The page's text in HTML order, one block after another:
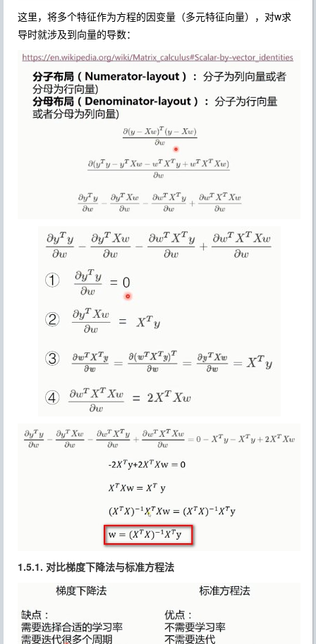
这里，将多个特征作为方程的因变量（多元特征向量），对w求
导时就涉及到向量的导数：
1.5.1. 对比梯度下降法与标准方程法